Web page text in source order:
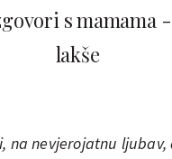
s mamama
lakše
na nevjerojatnu